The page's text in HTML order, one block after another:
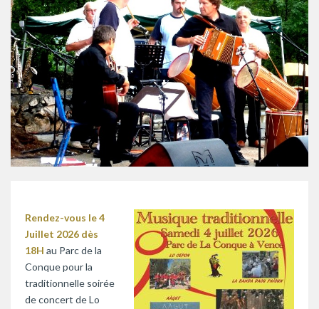
Rendez-vous le 4
Juillet 2026 dès
18H au Parc de la
Conque pour la
traditionnelle soirée
de concert de Lo